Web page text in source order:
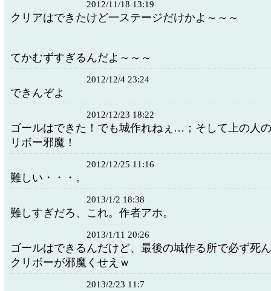
2012/11/18 13:19
クリアはできたけど一ステージだけかよ～～～
てかむずすぎるんだよ～～～
2012/12/4 23:24
できんぞよ
2012/12/23 18:22
ゴールはできた！でも城作れねぇ…；そして上の人
リボー邪魔！
2012/12/25 11:16
難しい・・・。
2013/1/2 18:38
難しすぎだろ、これ。作者アホ。
2013/1/11 20:26
ゴールはできるんだけど、最後の城作る所で必ず死
クリボーが邪魔くせえｗ
2013/2/23 11:7